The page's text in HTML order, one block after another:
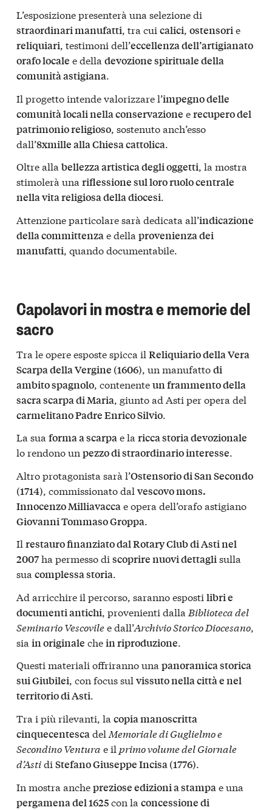
L’esposizione presenterà una selezione di
straordinari manufatti, tra cui calici, ostensorie
reliquiari, testimoni dell’eccellenza dell’artigianato
orafo locale e della devozione spirituale della
comunità astigiana.
Il progetto intende valorizzare l’impegno delle
comunità locali nella conservazione erecupero del
patrimonio religioso , sostenuto anch’esso
dall’8xmille alla Chiesa cattolica
Oltre alla bellezza artistica degli oggetti, la mostra
stimolerà una riflessione sul loro ruolo centrale
nella vita religiosa della diocesi.
Attenzione particolare sarà dedicata all’indicazione
della committenzae della provenienza dei
manufatti, quando documentabile.
Capolavori in mostra e memorie del
sacro
Tra le opere esposte spicca il Reliquiario della Vera
Scarpa della Vergine (1606) , un manufattodi
ambito spagnolo , contenenteun frammento della
sacra scarpa di Maria , giunto ad Asti per opera del
carmelitano Padre Enrico Silvio
La sua forma a scarpae la ricca storia devozionale
lo rendono un pezzo di straordinario interesse.
Altro protagonista sarà l’Ostensorio di San Secondo
(1714), commissionato dal vescovo mons.
Innocenzo Milliavaccae opera dell’orafo astigiano
Giovanni Tommaso Groppa.
Il restauro finanziato dal Rotary Club di Asti nel
2007ha permesso di scoprire nuovi dettaglisulla
sua complessa storia.
Ad arricchire il percorso, saranno esposti libri e
documenti antichi, provenienti dalla Biblioteca del
Seminario Vescovilee dall’Archivio Storico Diocesano,
sia in originale chein riproduzione.
Questi materiali offriranno una panoramica storica
sui Giubilei, con focus sul vissuto nella città e nel
territorio di Asti.
Tra i più rilevanti, la copia manoscritta
cinquecentescadel Memoriale di Guglielmo e
Secondino Ventura e il primo volume del Giornale
d’Astidi Stefano Giuseppe Incisa (1776).
In mostra anchepreziose edizioni a stampae una
pergamena del 1625con la concessione di